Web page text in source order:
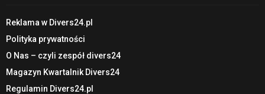
Reklama w Divers24.pl
Polityka prywatności
O Nas – czyli zespół divers24
Magazyn Kwartalnik Divers24
Regulamin Divers24.pl